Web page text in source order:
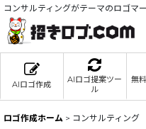
コンサルティングがテーマのロゴマ
AIロゴ作成
AIロゴ提案ツー
ル
無
ロゴ作成ホーム > コンサルティング